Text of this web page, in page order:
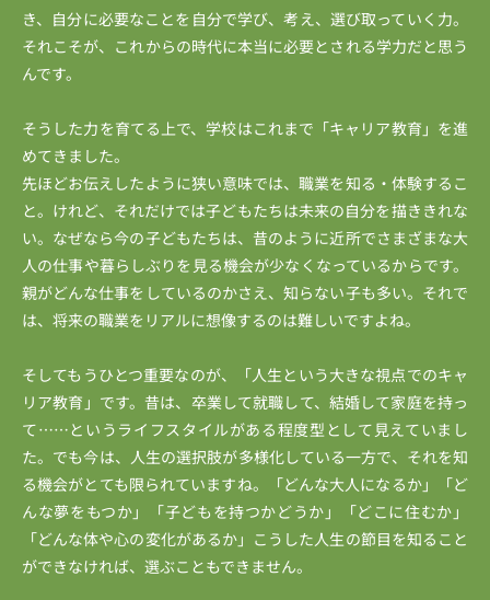
き、自分に必要なことを自分で学び、考え、選び取っていく力。
それこそが、これからの時代に本当に必要とされる学力だと思う
んです。
そうした力を育てる上で、学校はこれまで「キャリア教育」を進
めてきました。
先ほどお伝えしたように狭い意味では、職業を知る・体験するこ
と。けれど、それだけでは子どもたちは未来の自分を描ききれな
い。なぜなら今の子どもたちは、昔のように近所でさまざまな大
人の仕事や暮らしぶりを見る機会が少なくなっているからです。
親がどんな仕事をしているのかさえ、知らない子も多い。それで
は、将来の職業をリアルに想像するのは難しいですよね。
そしてもうひとつ重要なのが、「人生という大きな視点でのキャ
リア教育」です。昔は、卒業して就職して、結婚して家庭を持っ
て……というライフスタイルがある程度型として見えていまし
た。でも今は、人生の選択肢が多様化している一方で、それを知
る機会がとても限られていますね。「どんな大人になるか」「ど
んな夢をもつか」「子どもを持つかどうか」「どこに住むか」
「どんな体や心の変化があるか」こうした人生の節目を知ること
ができなければ、選ぶこともできません。